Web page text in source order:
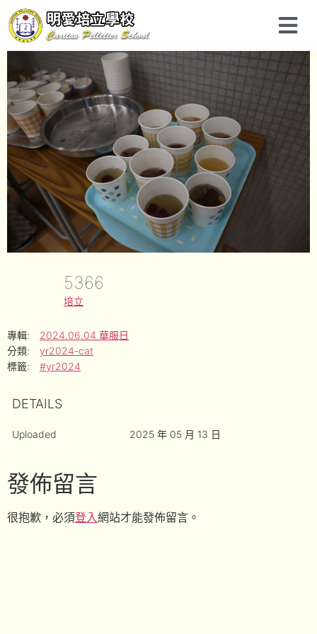
5366
培立
專輯:
2024.06.04 華服日
分類:
yr2024-cat
標籤:
#yr2024
DETAILS
Uploaded 2025 年 05 月 13 日
發佈留言
很抱歉，必須登入網站才能發佈留言。